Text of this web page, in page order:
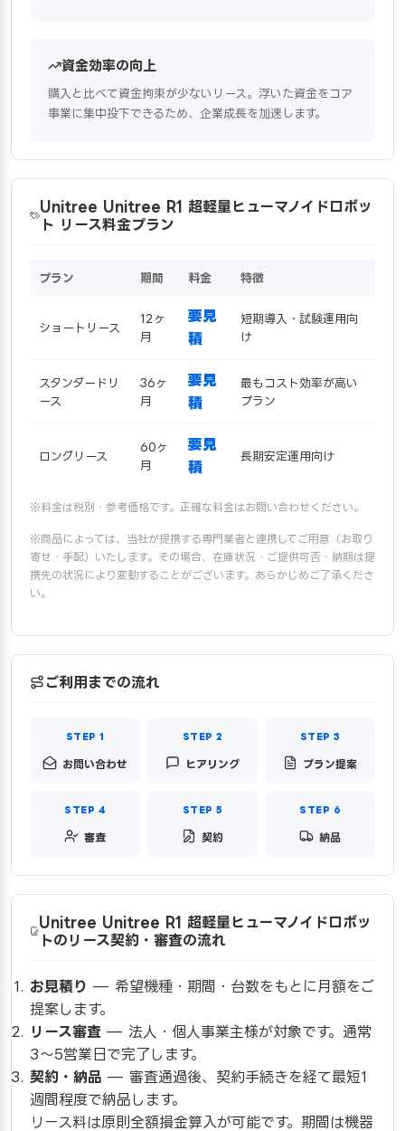
資金効率の向上
購入と比べて資金拘束が少ないリース。浮いた資金をコア
事業に集中投下できるため、企業成長を加速します。
Unitree Unitree R1 超軽量ヒューマノイドロボッ
ト リース料金プラン
プラン 期間 料金 特徴
ショートリース
12ヶ
月
要見
積
短期導入・試験運用向
け
スタンダードリ
ース
36ヶ
月
要見
積
最もコスト効率が高い
プラン
ロングリース
60ヶ
月
要見
積
長期安定運用向け
※料金は税別・参考価格です。正確な料金はお問い合わせください。
※商品によっては、当社が提携する専門業者と連携してご用意（お取り
寄せ・手配）いたします。その場合、在庫状況・ご提供可否・納期は提
携先の状況により変動することがございます。あらかじめご了承くださ
い。
ご利用までの流れ
お問い合わせ ヒアリング プラン提案
審査 契約 納品
Unitree Unitree R1 超軽量ヒューマノイドロボッ
トのリース契約・審査の流れ
お見積り — 希望機種・期間・台数をもとに月額をご
提案します。
リース審査 — 法人・個人事業主様が対象です。通常
3〜5営業日で完了します。
契約・納品 — 審査通過後、契約手続きを経て最短1
週間程度で納品します。
リース料は原則全額損金算入が可能です。期間は機器